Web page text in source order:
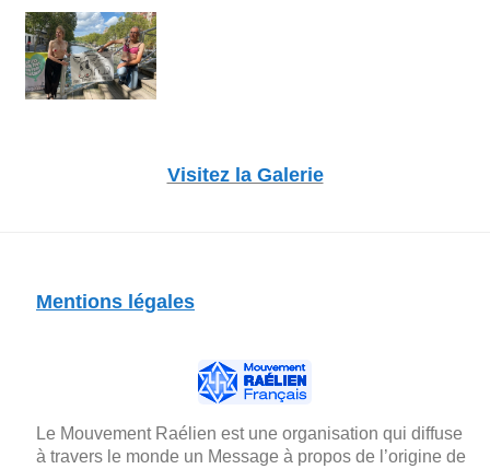
Visitez la Galerie
Mentions légales
Le Mouvement Raélien est une organisation qui diffuse
à travers le monde un Message à propos de l’origine de